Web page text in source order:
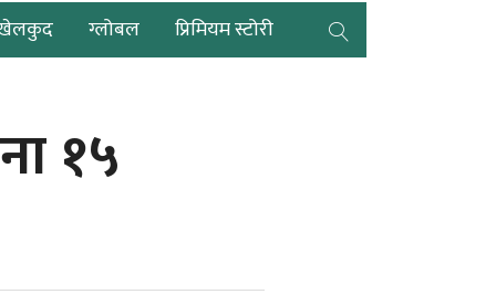
ग्लोबल प्रिमियम स्टोरी
१५